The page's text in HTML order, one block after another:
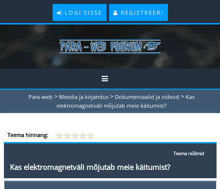
LOGI SISSE REGISTREERI
Para-web > Meedia ja kirjandus > Dokumentaalid ja videod > Kas
elektromagnetväli mõjutab meie käitumist?
Teema hinnang:
Teema režiimid
Kas elektromagnetväli mõjutab meie käitumist?